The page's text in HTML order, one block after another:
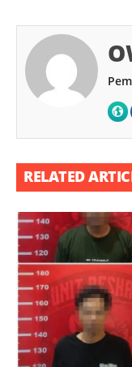
RELATED